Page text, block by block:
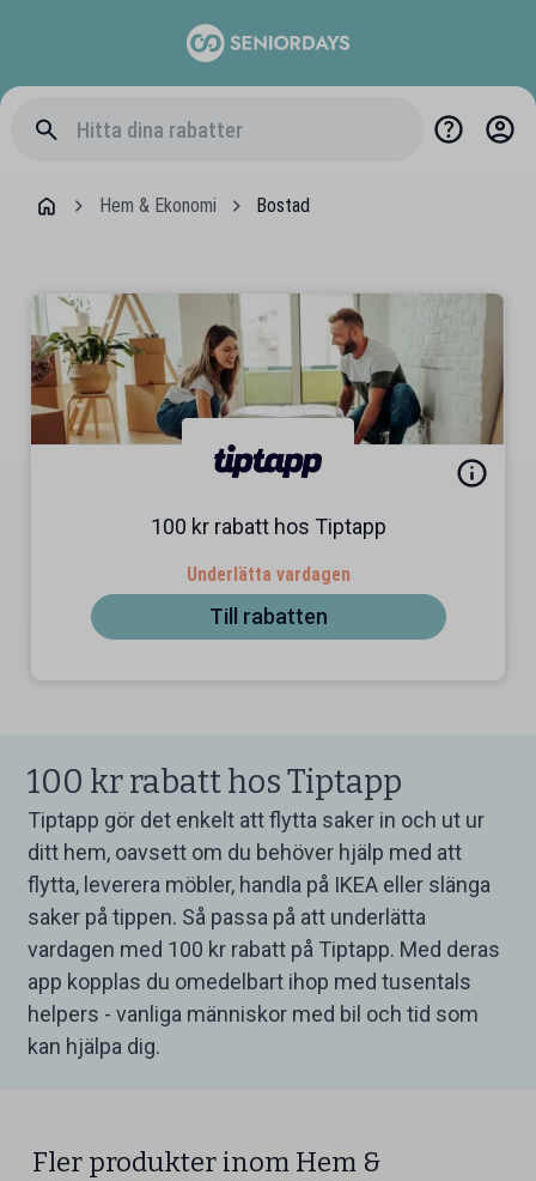
Hem & Ekonomi Bostad
100 kr rabatt hos Tiptapp
Underlätta vardagen
Till rabatten
100 kr rabatt hos Tiptapp
Tiptapp gör det enkelt att flytta saker in och ut ur
ditt hem, oavsett om du behöver hjälp med att
flytta, leverera möbler, handla på IKEA eller slänga
saker på tippen. Så passa på att underlätta
vardagen med 100 kr rabatt på Tiptapp. Med deras
app kopplas du omedelbart ihop med tusentals
helpers - vanliga människor med bil och tid som
kan hjälpa dig.
Fler produkter inom Hem &